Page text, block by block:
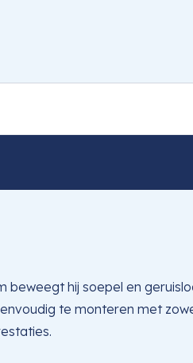
beweegt hij soepel en
te monteren met